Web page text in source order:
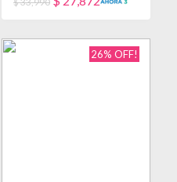
26% OFF!